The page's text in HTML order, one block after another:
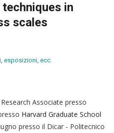
in
scales
esposizioni, ecc.
Associate presso
Harvard Graduate School
presso il Dicar - Politecnico